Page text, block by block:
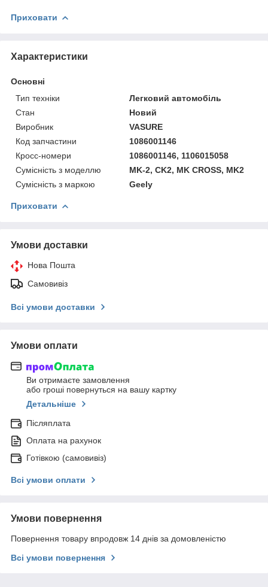
Приховати
Характеристики
Основні
Тип техніки
Легковий автомобіль
Стан
Новий
Виробник
VASURE
Код запчастини
1086001146
Кросс-номери
1086001146, 1106015058
Сумісність з моделлю
MK-2, CK2, MK CROSS, MK2
Сумісність з маркою
Geely
Приховати
Умови доставки
Нова Пошта
Самовивіз
Всі умови доставки
Умови оплати
Ви отримаєте замовлення
або гроші повернуться на вашу картку
Детальніше
Післяплата
Оплата на рахунок
Готівкою (самовивіз)
Всі умови оплати
Умови повернення
Повернення товару впродовж 14 днів за домовленістю
Всі умови повернення